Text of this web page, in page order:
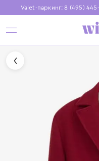
Valet-паркинг: 8 (495)
Бесплатная
Установите